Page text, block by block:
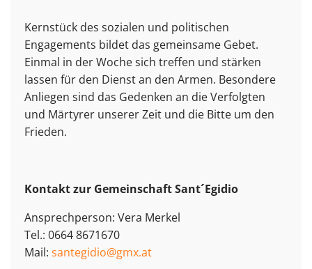
Kernstück des sozialen und politischen
Engagements bildet das gemeinsame Gebet.
Einmal in der Woche sich treffen und stärken
lassen für den Dienst an den Armen. Besondere
Anliegen sind das Gedenken an die Verfolgten
und Märtyrer unserer Zeit und die Bitte um den
Frieden.
Kontakt zur Gemeinschaft Sant´Egidio
Ansprechperson: Vera Merkel
Tel.: 0664 8671670
Mail: santegidio@gmx.at